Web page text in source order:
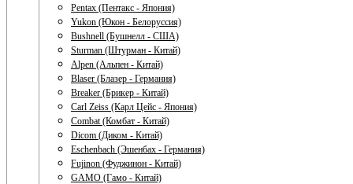
Pentax (Пентакс - Япония)
Yukon (Юкон - Белоруссия)
Bushnell (Бушнелл - США)
Sturman (Штурман - Китай)
Alpen (Альпен - Китай)
Blaser (Блазер - Германия)
Breaker (Брикер - Китай)
Carl Zeiss (Карл Цейс - Япония)
Combat (Комбат - Китай)
Dicom (Диком - Китай)
Eschenbach (Эшенбах - Германия)
Fujinon (Фуджинон - Китай)
GAMO (Гамо - Китай)